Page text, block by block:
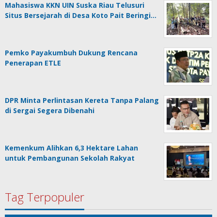
Mahasiswa KKN UIN Suska Riau Telusuri
Situs Bersejarah di Desa Koto Pait Beringi…
Pemko Payakumbuh Dukung Rencana
Penerapan ETLE
DPR Minta Perlintasan Kereta Tanpa Palang
di Sergai Segera Dibenahi
Kemenkum Alihkan 6,3 Hektare Lahan
untuk Pembangunan Sekolah Rakyat
Tag Terpopuler